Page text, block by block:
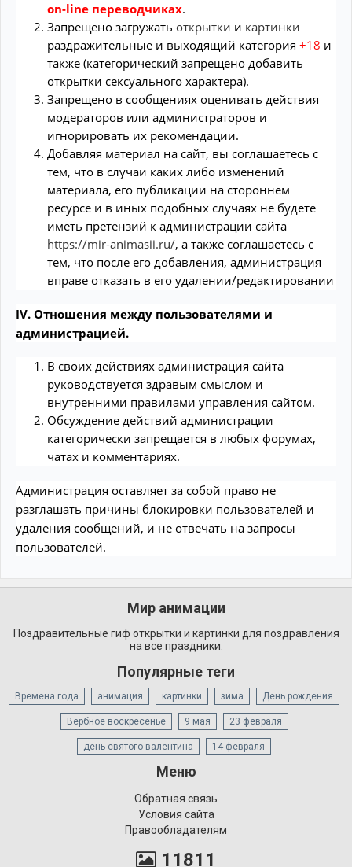
on-line переводчиках.
Запрещено загружать открытки и картинки
раздражительные и выходящий категория +18 и
также (категорический запрещено добавить
открытки сексуального характера).
Запрещено в сообщениях оценивать действия
модераторов или администраторов и
игнорировать их рекомендации.
Добавляя материал на сайт, вы соглашаетесь с
тем, что в случаи каких либо изменений
материала, его публикации на стороннем
ресурсе и в иных подобных случаях не будете
иметь претензий к администрации сайта
https://mir-animasii.ru/, а также соглашаетесь с
тем, что после его добавления, администрация
вправе отказать в его удалении/редактировании
IV. Отношения между пользователями и
администрацией.
В своих действиях администрация сайта
руководствуется здравым смыслом и
внутренними правилами управления сайтом.
Обсуждение действий администрации
категорически запрещается в любых форумах,
чатах и комментариях.
Администрация оставляет за собой право не
разглашать причины блокировки пользователей и
удаления сообщений, и не отвечать на запросы
пользователей.
Мир анимации
Поздравительные гиф открытки и картинки для поздравления
на все праздники.
Популярные теги
Времена года анимация картинки зима День рождения
Вербное воскресенье 9 мая 23 февраля
день святого валентина 14 февраля
Меню
Обратная связь
Условия сайта
Правообладателям
11811